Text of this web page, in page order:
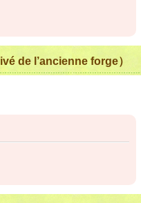
de l’ancienne forge）